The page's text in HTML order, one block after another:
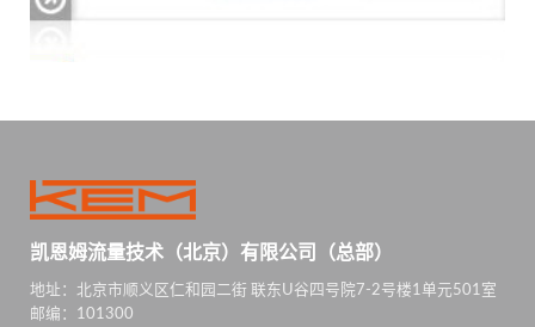
凯恩姆流量技术（北京）有限公司（总部）
地址：北京市顺义区仁和园二街 联东U谷四号院7-2号楼1单元501室
邮编：101300